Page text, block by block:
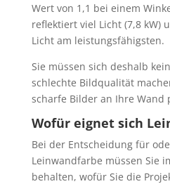
Wert von 1,1 bei einem
reflektiert viel Licht (7,8 kW)
Licht am leistungsfähigsten.
Sie müssen sich deshalb
schlechte Bildqualität
scharfe Bilder an Ihre Wand
Wofür eignet sich
Bei der Entscheidung für
Leinwandfarbe müssen Sie
behalten, wofür Sie die